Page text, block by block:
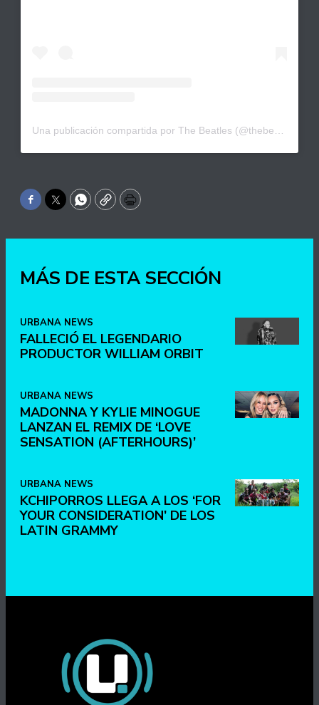
Facebook
TwitterWhatsApp
CopyPrint
MÁS DE ESTA SECCIÓN
URBANA NEWS
FALLECIÓ EL LEGENDARIO
PRODUCTOR WILLIAM ORBIT
URBANA NEWS
MADONNA Y KYLIE MINOGUE
LANZAN EL REMIX DE ‘LOVE
SENSATION (AFTERHOURS)’
URBANA NEWS
KCHIPORROS LLEGA A LOS ‘FOR
YOUR CONSIDERATION’ DE LOS
LATIN GRAMMY